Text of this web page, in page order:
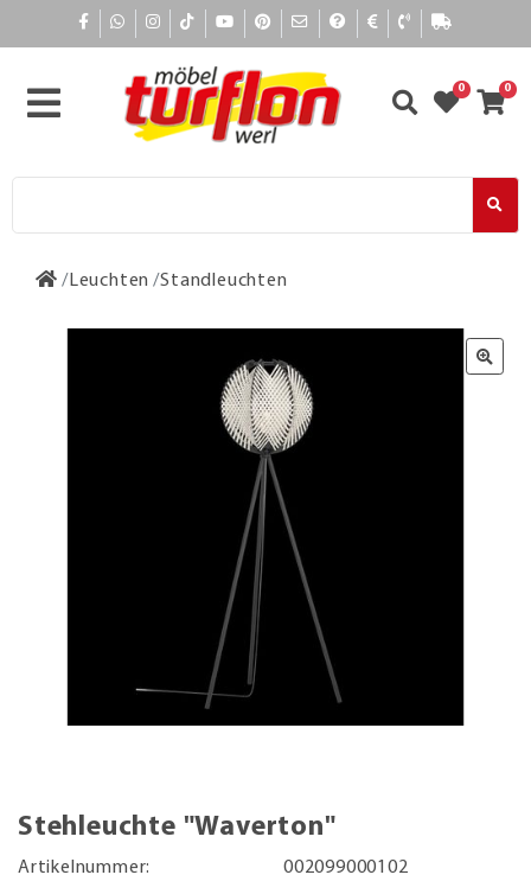
0 0
Leuchten Standleuchten
Stehleuchte "Waverton"
Artikelnummer:
002099000102